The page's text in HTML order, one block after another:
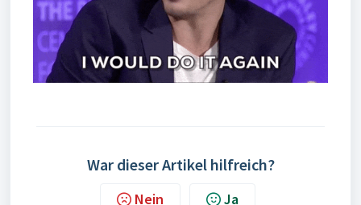
War dieser Artikel hilfreich?
Nein Ja